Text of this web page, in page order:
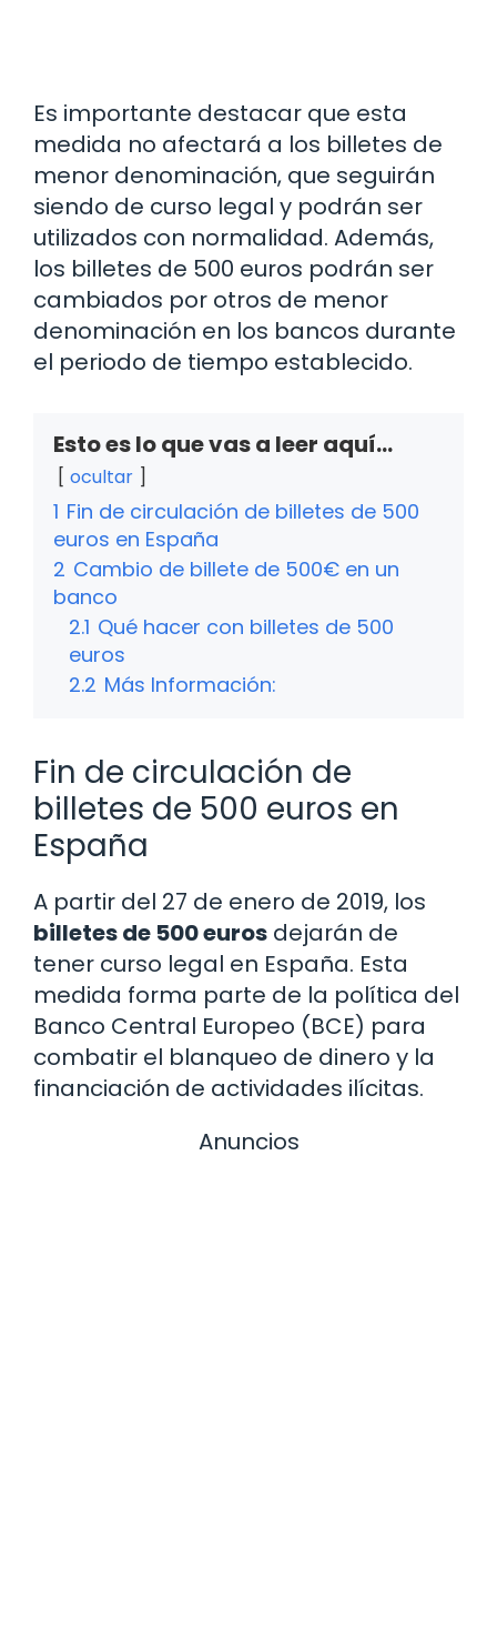
Es importante destacar que esta
medida no afectará a los billetes de
menor denominación, que seguirán
siendo de curso legal y podrán ser
utilizados con normalidad. Además,
los billetes de 500 euros podrán ser
cambiados por otros de menor
denominación en los bancos durante
el periodo de tiempo establecido.
Esto es lo que vas a leer aquí...
ocultar
1 Fin de circulación de billetes de 500
euros en España
2 Cambio de billete de 500€ en un
banco
2.1 Qué hacer con billetes de 500
euros
2.2 Más Información:
Fin de circulación de
billetes de 500 euros en
España
A partir del 27 de enero de 2019, los
billetes de 500 euros dejarán de
tener curso legal en España. Esta
medida forma parte de la política del
Banco Central Europeo (BCE) para
combatir el blanqueo de dinero y la
financiación de actividades ilícitas.
Anuncios